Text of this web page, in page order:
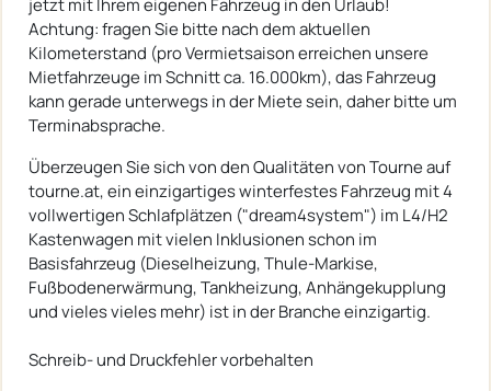
jetzt mit Ihrem eigenen Fahrzeug in den Urlaub!
Achtung: fragen Sie bitte nach dem aktuellen
Kilometerstand (pro Vermietsaison erreichen unsere
Mietfahrzeuge im Schnitt ca. 16.000km), das Fahrzeug
kann gerade unterwegs in der Miete sein, daher bitte um
Terminabsprache.
Überzeugen Sie sich von den Qualitäten von Tourne auf
tourne.at, ein einzigartiges winterfestes Fahrzeug mit 4
vollwertigen Schlafplätzen ("dream4system") im L4/H2
Kastenwagen mit vielen Inklusionen schon im
Basisfahrzeug (Dieselheizung, Thule-Markise,
Fußbodenerwärmung, Tankheizung, Anhängekupplung
und vieles vieles mehr) ist in der Branche einzigartig.
Schreib- und Druckfehler vorbehalten